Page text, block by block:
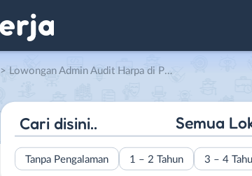
> Lowongan Admin Audit Harpa di PT. Multi Bangun Abadi
Semua
Tanpa Pengalaman 1 – 2 Tahun 3 – 4